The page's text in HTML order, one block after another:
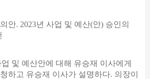
안. 2023년 사업 및 예산(안) 승인의
업 및 예산안에 대해 유승재 이사에게
하고 유승재 이사가 설명하다. 의장이